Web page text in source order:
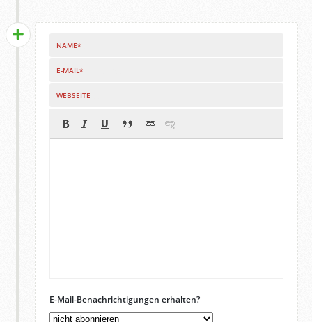
NAME*
E-MAIL*
WEBSEITE
E-Mail-Benachrichtigungen erhalten?